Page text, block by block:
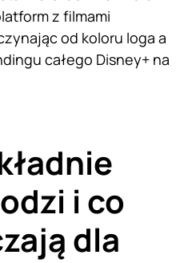
z filmami
od koloru loga a
całego Disney+ na
i co
dla